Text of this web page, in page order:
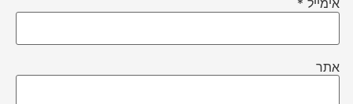
אימייל *
אתר